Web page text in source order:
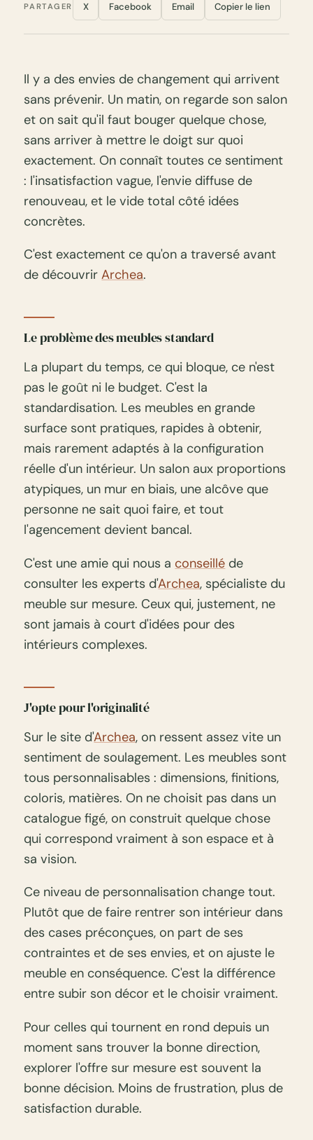
PARTAGER X Facebook Email Copier le lien
Il y a des envies de changement qui arrivent
sans prévenir. Un matin, on regarde son salon
et on sait qu'il faut bouger quelque chose,
sans arriver à mettre le doigt sur quoi
exactement. On connaît toutes ce sentiment
: l'insatisfaction vague, l'envie diffuse de
renouveau, et le vide total côté idées
concrètes.
C'est exactement ce qu'on a traversé avant
de découvrirArchea.
Le problème des meubles standard
La plupart du temps, ce qui bloque, ce n'est
pas le goût ni le budget. C'est la
standardisation. Les meubles en grande
surface sont pratiques, rapides à obtenir,
mais rarement adaptés à la configuration
réelle d'un intérieur. Un salon aux proportions
atypiques, un mur en biais, une alcôve que
personne ne sait quoi faire, et tout
l'agencement devient bancal.
C'est une amie qui nous a conseillé de
consulter les experts d'Archea, spécialiste du
meuble sur mesure. Ceux qui, justement, ne
sont jamais à court d'idées pour des
intérieurs complexes.
J'opte pour l'originalité
Sur le site d'Archea, on ressent assez vite un
sentiment de soulagement. Les meubles sont
tous personnalisables : dimensions, finitions,
coloris, matières. On ne choisit pas dans un
catalogue figé, on construit quelque chose
qui correspond vraiment à son espace et à
sa vision.
Ce niveau de personnalisation change tout.
Plutôt que de faire rentrer son intérieur dans
des cases préconçues, on part de ses
contraintes et de ses envies, et on ajuste le
meuble en conséquence. C'est la différence
entre subir son décor et le choisir vraiment.
Pour celles qui tournent en rond depuis un
moment sans trouver la bonne direction,
explorer l'offre sur mesure est souvent la
bonne décision. Moins de frustration, plus de
satisfaction durable.